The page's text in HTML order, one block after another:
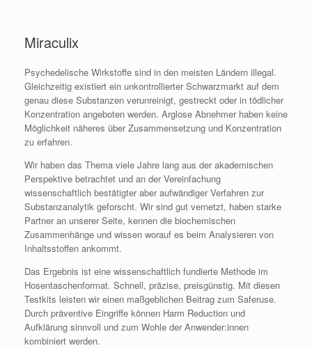
Miraculix
Psychedelische Wirkstoffe sind in den meisten Ländern illegal.
Gleichzeitig existiert ein unkontrollierter Schwarzmarkt auf dem
genau diese Substanzen verunreinigt, gestreckt oder in tödlicher
Konzentration angeboten werden. Arglose Abnehmer haben keine
Möglichkeit näheres über Zusammensetzung und Konzentration
zu erfahren.
Wir haben das Thema viele Jahre lang aus der akademischen
Perspektive betrachtet und an der Vereinfachung
wissenschaftlich bestätigter aber aufwändiger Verfahren zur
Substanzanalytik geforscht. Wir sind gut vernetzt, haben starke
Partner an unserer Seite, kennen die biochemischen
Zusammenhänge und wissen worauf es beim Analysieren von
Inhaltsstoffen ankommt.
Das Ergebnis ist eine wissenschaftlich fundierte Methode im
Hosentaschenformat. Schnell, präzise, preisgünstig. Mit diesen
Testkits leisten wir einen maßgeblichen Beitrag zum Saferuse.
Durch präventive Eingriffe können Harm Reduction und
Aufklärung sinnvoll und zum Wohle der Anwender:innen
kombiniert werden.